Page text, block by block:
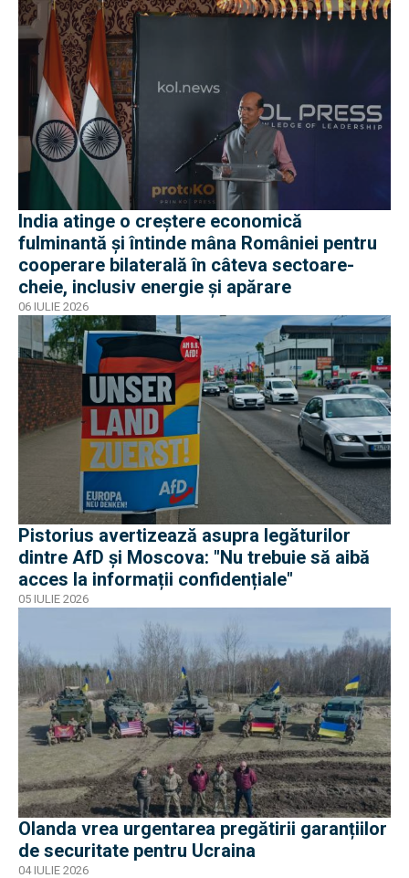
India atinge o creștere economică
fulminantă și întinde mâna României pentru
cooperare bilaterală în câteva sectoare-
cheie, inclusiv energie și apărare
06 IULIE 2026
Pistorius avertizează asupra legăturilor
dintre AfD și Moscova: "Nu trebuie să aibă
acces la informații confidențiale"
05 IULIE 2026
Olanda vrea urgentarea pregătirii garanțiilor
de securitate pentru Ucraina
04 IULIE 2026